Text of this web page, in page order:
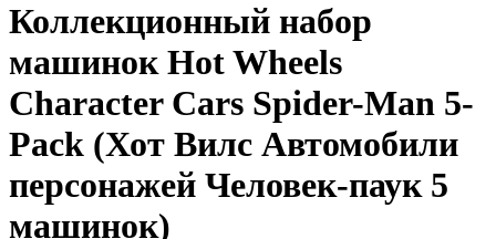
Коллекционный набор
машинок Hot Wheels
Character Cars Spider-Man 5-
Pack (Хот Вилс Автомобили
персонажей Человек-паук 5
машинок)